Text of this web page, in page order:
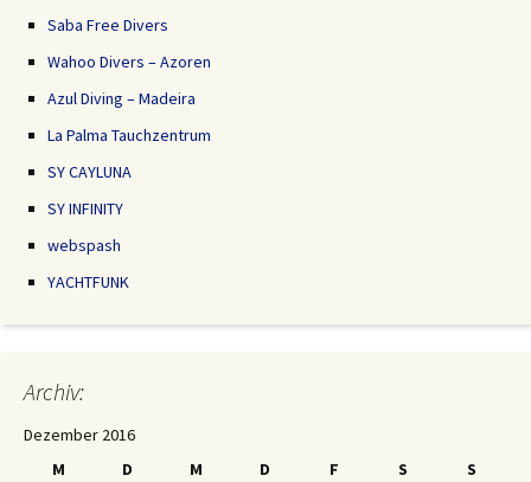
Saba Free Divers
Wahoo Divers – Azoren
Azul Diving – Madeira
La Palma Tauchzentrum
SY CAYLUNA
SY INFINITY
webspash
YACHTFUNK
Archiv:
Dezember 2016
M
D M D F S S